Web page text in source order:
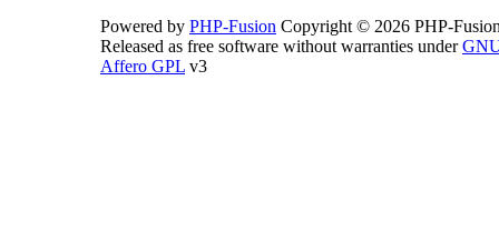
Powered by PHP-Fusion Copyright © 2026 PHP-
Released as free software without warranties under
Affero GPL v3